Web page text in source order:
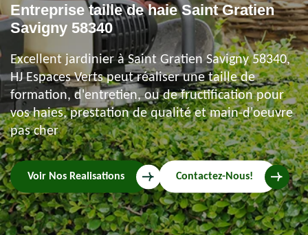
Entreprise taille de haie Saint Gratien
Savigny 58340
Excellent jardinier à Saint Gratien Savigny 58340,
HJ Espaces Verts peut réaliser une taille de
formation, d'entretien, ou de fructification pour
vos haies, prestation de qualité et main-d'oeuvre
pas cher
Voir Nos Realisations Contactez-Nous!